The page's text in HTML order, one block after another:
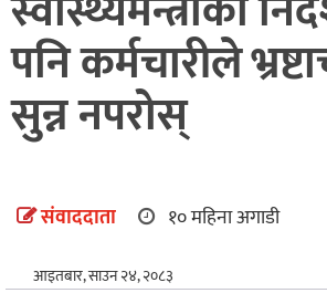
स्वास्थ्य/
शिक्षा
मनोरन्जन
अन्तर्राष्ट्रिय
पनि कर्मचारीले
सुन्न नपरोस्
संवाददाता १० महिना अगाडी
आइतबार, साउन २४, २०८३